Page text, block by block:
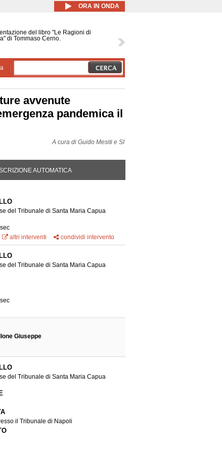
ORA IN ONDA
del libro "Le Ragioni di
di Tommaso Cerno.
avvenute
pandemica il
A cura di Guido Mesiti e SI
ATTIVA)AUTOMATICA
del Tribunale di Santa Maria Capua
altri interventi
condividi intervento
del Tribunale di Santa Maria Capua
Giuseppe
del Tribunale di Santa Maria Capua
il Tribunale di Napoli